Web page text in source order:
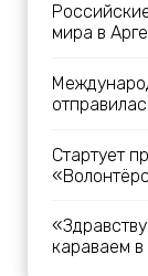
мира в
Стартует
караваем